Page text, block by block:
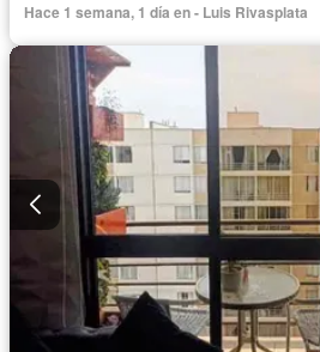
Barbacoa
Gimnasio Ascensor
Completamente amoblado
Hace 1 semana, 1 día en - Luis Rivasplata